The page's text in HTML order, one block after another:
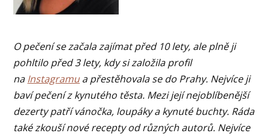
O pečení se začala zajímat před 10 lety, ale plně ji
pohltilo před 3 lety, kdy si založila profil
naInstagramua přestěhovala se do Prahy. Nejvíce ji
baví pečení z kynutého těsta. Mezi její nejoblíbenější
dezerty patří vánočka, loupáky a kynuté buchty. Ráda
také zkouší nové recepty od různých autorů. Nejvíce